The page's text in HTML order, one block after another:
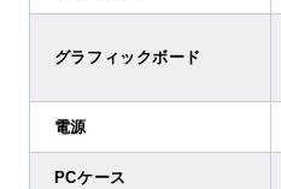
グラフィックボード
電源
PCケース